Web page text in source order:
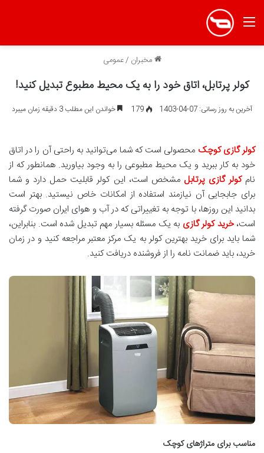
منو
مخبران /عمومی
کولر پرتابل، اتاق خود را به یک محیط مطبوع تبدیل کنید!
آخرین به روز رسانی: 07-04-1403 179 خواندن این مطلب 3 دقیقه زمان میبرد
کولر گازی کوچک محصولی است که شما می‌توانید به راحتی آن را در اتاق
خود به کار ببرید و یک محیط مطبوعی را به وجود بیاورید. همانطور که از
نامکولر گازی پرتابل مشخص است، این کولر قابلیت حمل دارد و شما
برای جابجایی آن نیازمند استفاده از امکانات خاص نیستید. بهتر است
بدانید این روزها، با توجه به تغییراتی که در آب و هوای ایران صورت گرفته
است،خرید کولر گازی به یک مسئله بسیار مهم تبدیل شده است. بنابراین،
شما باید برای خرید بهترین کولر به یک مرکز معتبر مراجعه کنید و در زمان
خرید، باید ضمانت نامه را از فروشنده دریافت کنید.
مناسب برای متراژهای کوچک